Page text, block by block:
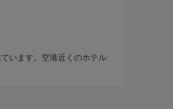
います。空港近くのホテル